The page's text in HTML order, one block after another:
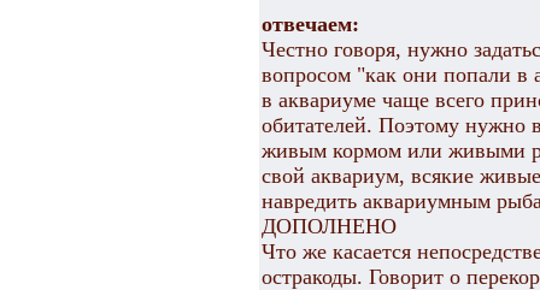
отвечаем:
Честно говоря, нужно
вопросом "как они попали
в аквариуме чаще всего
обитателей. Поэтому нужно
живым кормом или живыми
свой аквариум, всякие
навредить аквариумным
ДОПОЛНЕНО
Что же касается
остракоды. Говорит о